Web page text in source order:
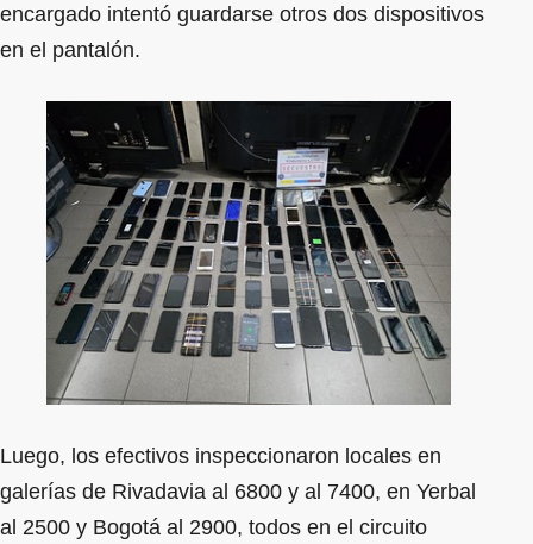
encargado intentó guardarse otros dos dispositivos
en el pantalón.
Luego, los efectivos inspeccionaron locales en
galerías de Rivadavia al 6800 y al 7400, en Yerbal
al 2500 y Bogotá al 2900, todos en el circuito